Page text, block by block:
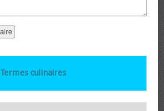
Termes culinaires